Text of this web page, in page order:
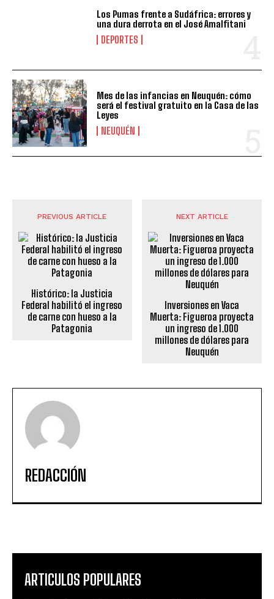
Los Pumas frente a Sudáfrica: errores y
una dura derrota en el José Amalfitani
DEPORTES
Mes de las infancias en Neuquén: cómo
será el festival gratuito en la Casa de las
Leyes
NEUQUÉN
PREVIOUS ARTICLE
Histórico: la Justicia
Federal habilitó el ingreso
de carne con hueso a la
Patagonia
NEXT ARTICLE
Inversiones en Vaca
Muerta: Figueroa proyecta
un ingreso de 1.000
millones de dólares para
Neuquén
REDACCIÓN
ARTICULOS POPULARES